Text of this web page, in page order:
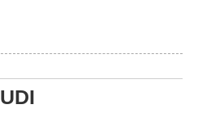
ജീവന് വേണ്ടിയായി ഓട്ടം.
വാത്തുരുത്തിയിൽ
നിന്നുള്ള കാഴ്ച